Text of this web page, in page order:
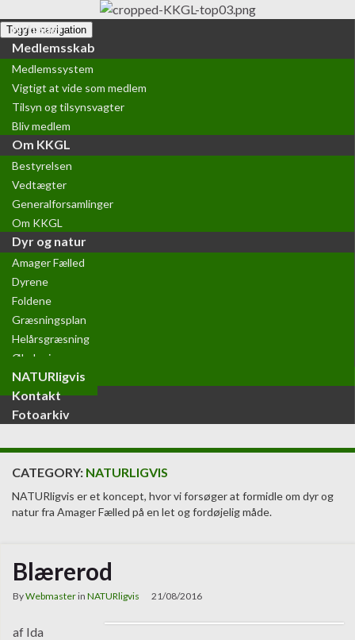
Toggle navigation
Nyheder
Medlemsskab
Medlemssystem
Vigtigt at vide som medlem
Tilsyn og tilsynsvagter
Bliv medlem
Om KKGL
Bestyrelsen
Vedtægter
Generalforsamlinger
Om KKGL
Dyr og natur
Amager Fælled
Dyrene
Foldene
Græsningsplan
Helårsgræsning
Økologi
NATURligvis
Kontakt
Fotoarkiv
CATEGORY: NATURLIGVIS
NATURligvis er et koncept, hvor vi forsøger at formidle om dyr og
natur fra Amager Fælled på en let og fordøjelig måde.
Blærerod
ByWebmaster in NATURligvis 21/08/2016
af Ida